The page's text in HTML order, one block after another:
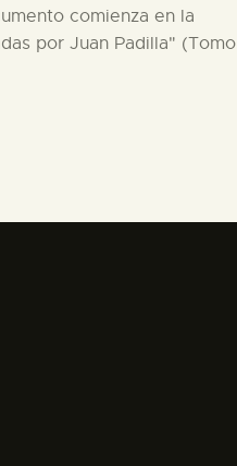
comienza en la
por Juan Padilla" (Tomo